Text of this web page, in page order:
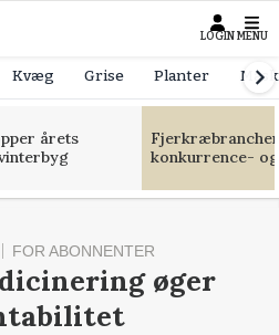
LOGIN MENU
Kvæg Grise Planter
årets
konkurrence-
FOR ABONNENTER
øger